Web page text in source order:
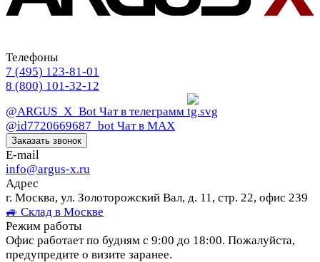
Телефоны
7 (495) 123-81-01
8 (800) 101-32-12
@ARGUS_X_Bot Чат в телеграмм
@id7720669687_bot Чат в МАХ
Заказать звонок
E-mail
info@argus-x.ru
Адрес
г. Москва, ул. Золоторожский Вал, д. 11, стр. 22, офис 239
🚙 Склад в Москве
Режим работы
Офис работает по будням с 9:00 до 18:00. Пожалуйста,
предупредите о визите заранее.